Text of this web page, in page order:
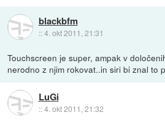
blackbfm
::4. okt 2011, 21:31
Touchscreen je super, ampak v
nerodno z njim rokovat..in siri bi znal to
LuGi
::4. okt 2011, 21:32